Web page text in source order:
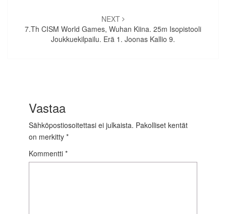
NEXT
7.th CISM World Games, Wuhan Kiina. 25m Isopistooli
Joukkuekilpailu. Erä 1. Joonas Kallio 9.
Vastaa
Sähköpostiosoitettasi ei julkaista. Pakolliset kentät
on merkitty *
Kommentti *